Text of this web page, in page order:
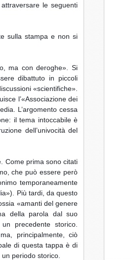
le seguenti
sulla stampa e non si
ma con deroghe». Si
dibattuto in piccoli
«scientifiche».
l’«Associazione dei
L’argomento cessa
il tema intoccabile è
dell’univocità del
Come prima sono citati
che può essere però
temporaneamente
Più tardi, da questo
«amanti del genere
della parola dal suo
precedente storico.
principalmente, ciò
di questa tappa è di
periodo storico.